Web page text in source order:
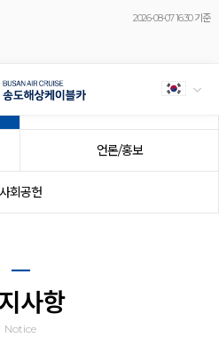
2026-08-07 16:30 기준
언론/홍보
사회공헌
사항
Notice